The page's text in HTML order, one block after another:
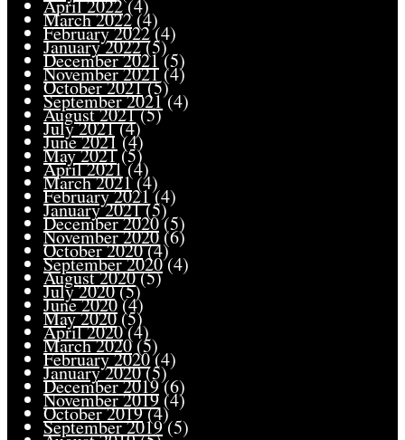
April 2022(4)
March 2022 (4)
February 2022(4)
January 2022(5)
December 2021(5)
November 2021 (4)
October 2021(5)
September 2021 (4)
August 2021(5)
July 2021(4)
June 2021 (4)
May 2021 (5)
April 2021(4)
March 2021 (4)
February 2021(4)
January 2021(5)
December 2020(5)
November 2020 (6)
October 2020(4)
September 2020(4)
August 2020(5)
July 2020(5)
June 2020(4)
May 2020 (5)
April 2020(4)
March 2020 (5)
February 2020(4)
January 2020(5)
December 2019(6)
November 2019 (4)
October 2019(4)
September 2019(5)